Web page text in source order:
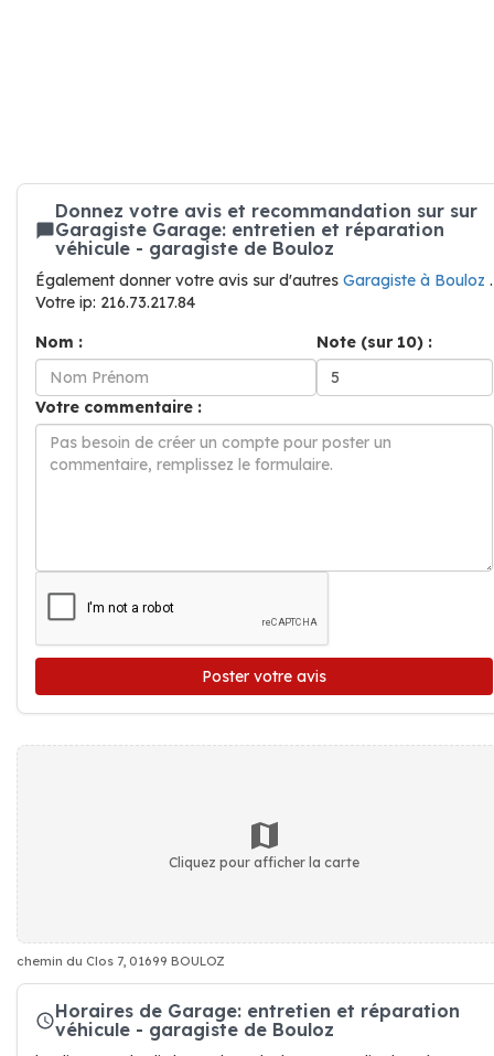
Donnez votre avis et recommandation sur sur
Garagiste Garage: entretien et réparation
véhicule - garagiste de Bouloz
Également donner votre avis sur d'autres Garagiste à Bouloz .
Votre ip: 216.73.217.84
Nom :
Note (sur 10) :
Votre commentaire :
Poster votre avis
Cliquez pour afficher la carte
chemin du Clos 7, 01699 BOULOZ
Horaires de Garage: entretien et réparation
véhicule - garagiste de Bouloz